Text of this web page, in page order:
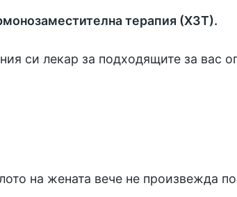
терапия (ХЗТ).
си лекар за подходящите за вас
на жената вече не произвежда